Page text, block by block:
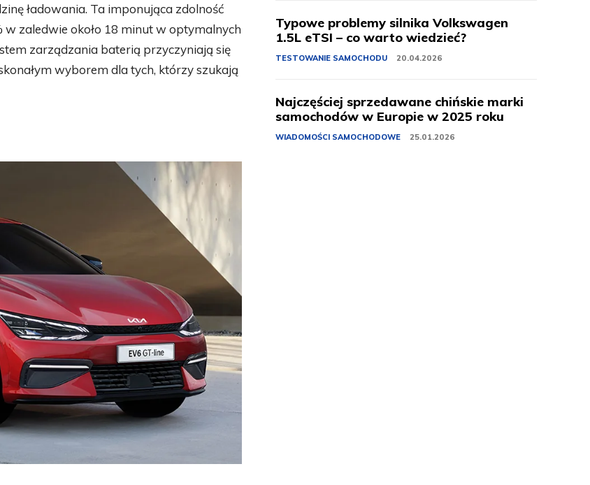
ładowania. Ta imponująca zdolność
w zaledwie około 18 minut w optymalnych
zarządzania baterią przyczyniają się
wyborem dla tych, którzy szukają
Typowe problemy silnika Volkswagen
1.5L eTSI – co warto wiedzieć?
TESTOWANIE SAMOCHODU 20.04.2026
Najczęściej sprzedawane chińskie marki
samochodów w Europie w 2025 roku
WIADOMOŚCI SAMOCHODOWE 25.01.2026